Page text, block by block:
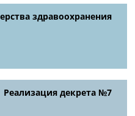
здравоохранения
Реализация декрета №7